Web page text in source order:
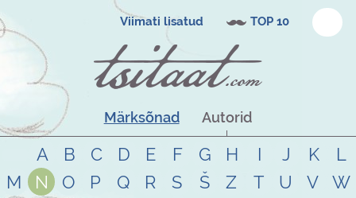
Viimati lisatud TOP 10
Märksõnad Autorid
A B C D E F G H I J K
L
M
N O P Q R S Š Z T U V
W